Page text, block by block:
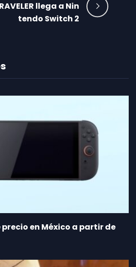
llega a Nin
tendo Switch 2
en México a partir de